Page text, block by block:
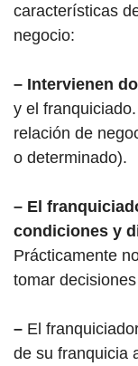
características
negocio:
– Intervienen
y el
relación de
o determinado).
– El
condiciones y
Prácticamente
tomar
– El
de su franquicia